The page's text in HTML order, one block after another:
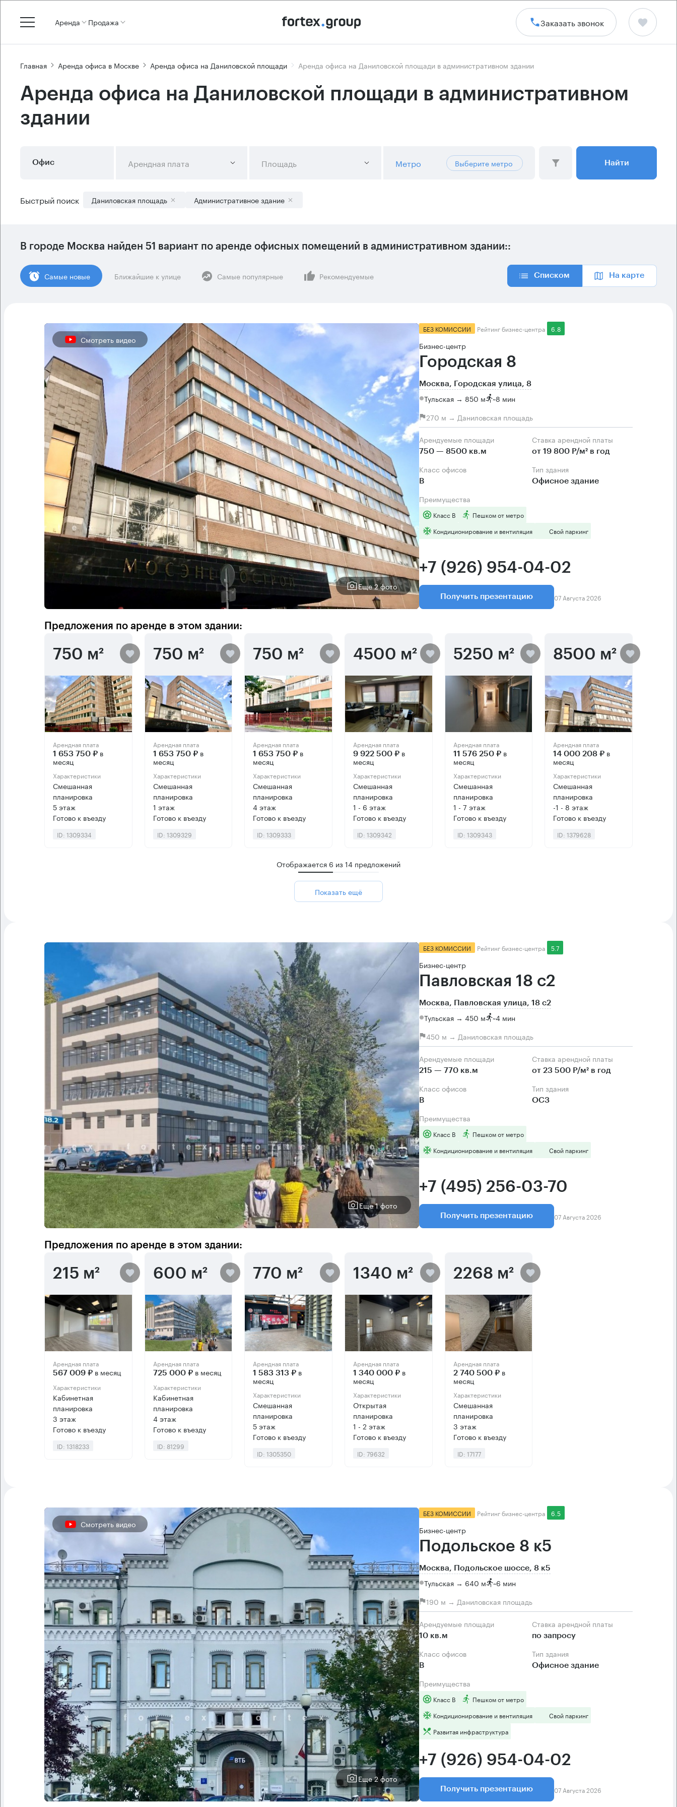
Аренда Продажа Заказать звонок
Главная Аренда офиса в Москве Аренда офиса на Даниловской площади Аренда офиса на Даниловской площади в административном здании
Аренда офиса на Даниловской площади в административном
здании
Офис Арендная плата Площадь Метро Выберите метро Найти
Быстрый поиск Даниловская площадь Административное здание
В городе Москва найден 51 вариант по аренде офисных помещений в административном здании::
Cамые новые Ближайшие к улице Самые популярные Рекомендуемые Списком На карте
Смотреть видео
Еще 2 фото
БЕЗ КОМИССИИ Рейтинг бизнес-центра 6.8
Бизнес-центр
Городская 8
Москва, Городская улица, 8
Тульская → 850 м ~8 мин
270 м → Даниловская площадь
Арендуемые площади
750 — 8500 кв.м
Ставка арендной платы
от 19 800 Р/м² в год
Класс офисов
B
Тип здания
Офисное здание
Преимущества
Класс B
Пешком от метро
Кондиционирование и вентиляция
Свой паркинг
+7 (926) 954-04-02
Получить презентацию 07 Августа 2026
Предложения по аренде в этом здании:
750 м²
Арендная плата
1 653 750 ₽ в
месяц
Характеристики
Смешанная
планировка
5 этаж
Готово к въезду
ID: 1309334
750 м²
Арендная плата
1 653 750 ₽в
месяц
Характеристики
Смешанная
планировка
1 этаж
Готово к въезду
ID: 1309329
750 м²
Арендная плата
1 653 750 ₽ в
месяц
Характеристики
Смешанная
планировка
4 этаж
Готово к въезду
ID: 1309333
4500 м²
Арендная плата
9 922 500 ₽в
месяц
Характеристики
Смешанная
планировка
1 - 6 этаж
Готово к въезду
ID: 1309342
5250 м²
Арендная плата
11 576 250 ₽в
месяц
Характеристики
Смешанная
планировка
1 - 7 этаж
Готово к въезду
ID: 1309343
8500 м²
Арендная плата
14 000 208 ₽ в
месяц
Характеристики
Смешанная
планировка
-1 - 8 этаж
Готово к въезду
ID: 1379628
Отображается 6 из14 предложений
Показать ещё
Еще 1 фото
БЕЗ КОМИССИИ Рейтинг бизнес-центра 5.7
Бизнес-центр
Павловская 18 с2
Москва, Павловская улица, 18 с2
Тульская → 450 м ~4 мин
450 м → Даниловская площадь
Арендуемые площади
215 — 770 кв.м
Ставка арендной платы
от 23 500 Р/м² в год
Класс офисов
B
Тип здания
ОСЗ
Преимущества
Класс B
Пешком от метро
Кондиционирование и вентиляция
Свой паркинг
+7 (495) 256-03-70
Получить презентацию 07 Августа 2026
Предложения по аренде в этом здании:
215 м²
Арендная плата
567 009 ₽ в месяц
Характеристики
Кабинетная
планировка
3 этаж
Готово к въезду
ID: 1318233
600 м²
Арендная плата
725 000 ₽в месяц
Характеристики
Кабинетная
планировка
4 этаж
Готово к въезду
ID: 81299
770 м²
Арендная плата
1 583 313 ₽ в
месяц
Характеристики
Смешанная
планировка
5 этаж
Готово к въезду
ID: 1305350
1340 м²
Арендная плата
1 340 000 ₽в
месяц
Характеристики
Открытая
планировка
1 - 2 этаж
Готово к въезду
ID: 79632
2268 м²
Арендная плата
2 740 500 ₽в
месяц
Характеристики
Смешанная
планировка
3 этаж
Готово к въезду
ID: 17177
Смотреть видео
Еще 2 фото
БЕЗ КОМИССИИ Рейтинг бизнес-центра 6.5
Бизнес-центр
Подольское 8 к5
Москва, Подольское шоссе, 8 к5
Тульская → 640 м ~6 мин
190 м → Даниловская площадь
Арендуемые площади
10 кв.м
Ставка арендной платы
по запросу
Класс офисов
B
Тип здания
Офисное здание
Преимущества
Класс B
Пешком от метро
Кондиционирование и вентиляция
Свой паркинг
Развитая инфраструктура
+7 (926) 954-04-02
Получить презентацию 07 Августа 2026